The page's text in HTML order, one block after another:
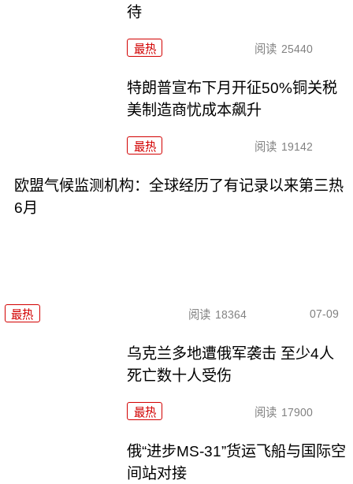
待
最热 阅读 25440
特朗普宣布下月开征50%铜关税
美制造商忧成本飙升
最热 阅读 19142
欧盟气候监测机构：全球经历了有记录以来第三热
6月
最热 阅读 18364 07-09
乌克兰多地遭俄军袭击 至少4人
死亡数十人受伤
最热 阅读 17900
俄“进步MS-31”货运飞船与国际空
间站对接